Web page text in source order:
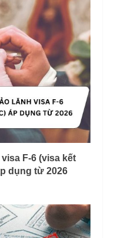
F-6 (visa kết
dụng từ 2026